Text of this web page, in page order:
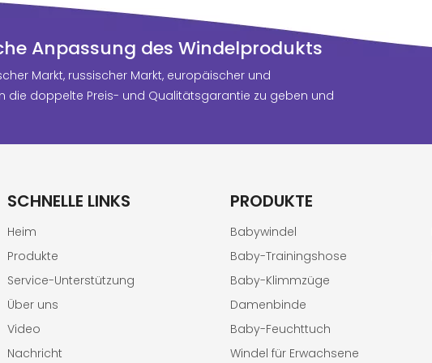
5G-Smart-Fabrik
eine
Qualität
und
die
suchen.
die zarte Haut
und
Erlebnis.
Anpassung des Windelprodukts
Markt, russischer Markt, europäischer und
die doppelte Preis- und Qualitätsgarantie zu geben und
SCHNELLE LINKS
Heim
Produkte
Service-Unterstützung
Über uns
Video
Nachricht
PRODUKTE
Babywindel
Baby-Trainingshose
Baby-Klimmzüge
Damenbinde
Baby-Feuchttuch
Windel für Erwachsene